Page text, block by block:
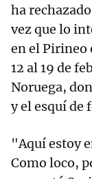
ha
vez que lo
en el Pirineo
12 al 19 de
Noruega,
y el esquí de
"Aquí estoy
Como loco,